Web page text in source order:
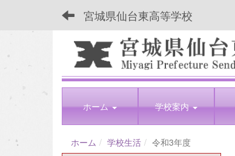
宮城県仙台東高等学校
ホーム 学校案内
ホーム 学校生活
令和3年度